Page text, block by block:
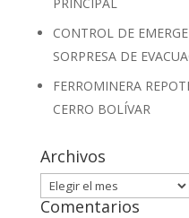
CONTROL DE
SORPRESA DE
FERROMINERA
CERRO BOLÍVAR
Archivos
Archivos
Comentarios